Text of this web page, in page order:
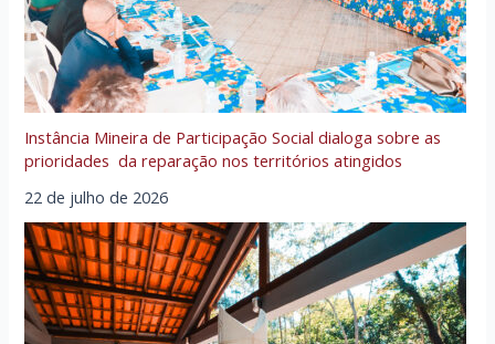
Instância Mineira de Participação Social dialoga sobre as
prioridades da reparação nos territórios atingidos
22 de julho de 2026